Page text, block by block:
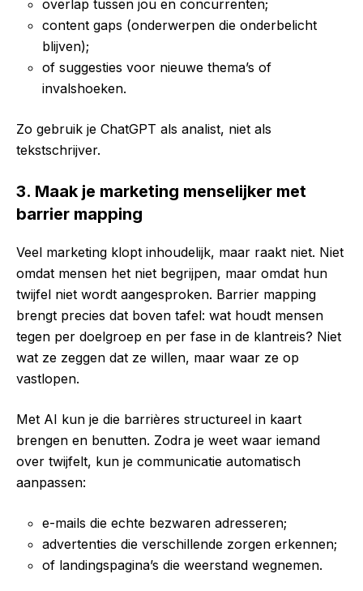
overlap tussen jou en concurrenten;
content gaps (onderwerpen die onderbelicht
blijven);
of suggesties voor nieuwe thema’s of
invalshoeken.
Zo gebruik je ChatGPT als analist, niet als
tekstschrijver.
3. Maak je marketing menselijker met
barrier mapping
Veel marketing klopt inhoudelijk, maar raakt niet. Niet
omdat mensen het niet begrijpen, maar omdat hun
twijfel niet wordt aangesproken. Barrier mapping
brengt precies dat boven tafel: wat houdt mensen
tegen per doelgroep en per fase in de klantreis? Niet
wat ze zeggen dat ze willen, maar waar ze op
vastlopen.
Met AI kun je die barrières structureel in kaart
brengen en benutten. Zodra je weet waar iemand
over twijfelt, kun je communicatie automatisch
aanpassen:
e-mails die echte bezwaren adresseren;
advertenties die verschillende zorgen erkennen;
of landingspagina’s die weerstand wegnemen.